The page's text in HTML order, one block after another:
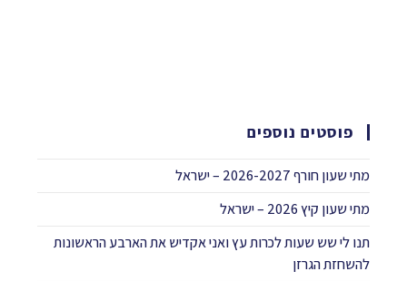
פוסטים נוספים
מתי שעון חורף 2026-2027 – ישראל
מתי שעון קיץ 2026 – ישראל
תנו לי שש שעות לכרות עץ ואני אקדיש את הארבע הראשונות
להשחזת הגרזן